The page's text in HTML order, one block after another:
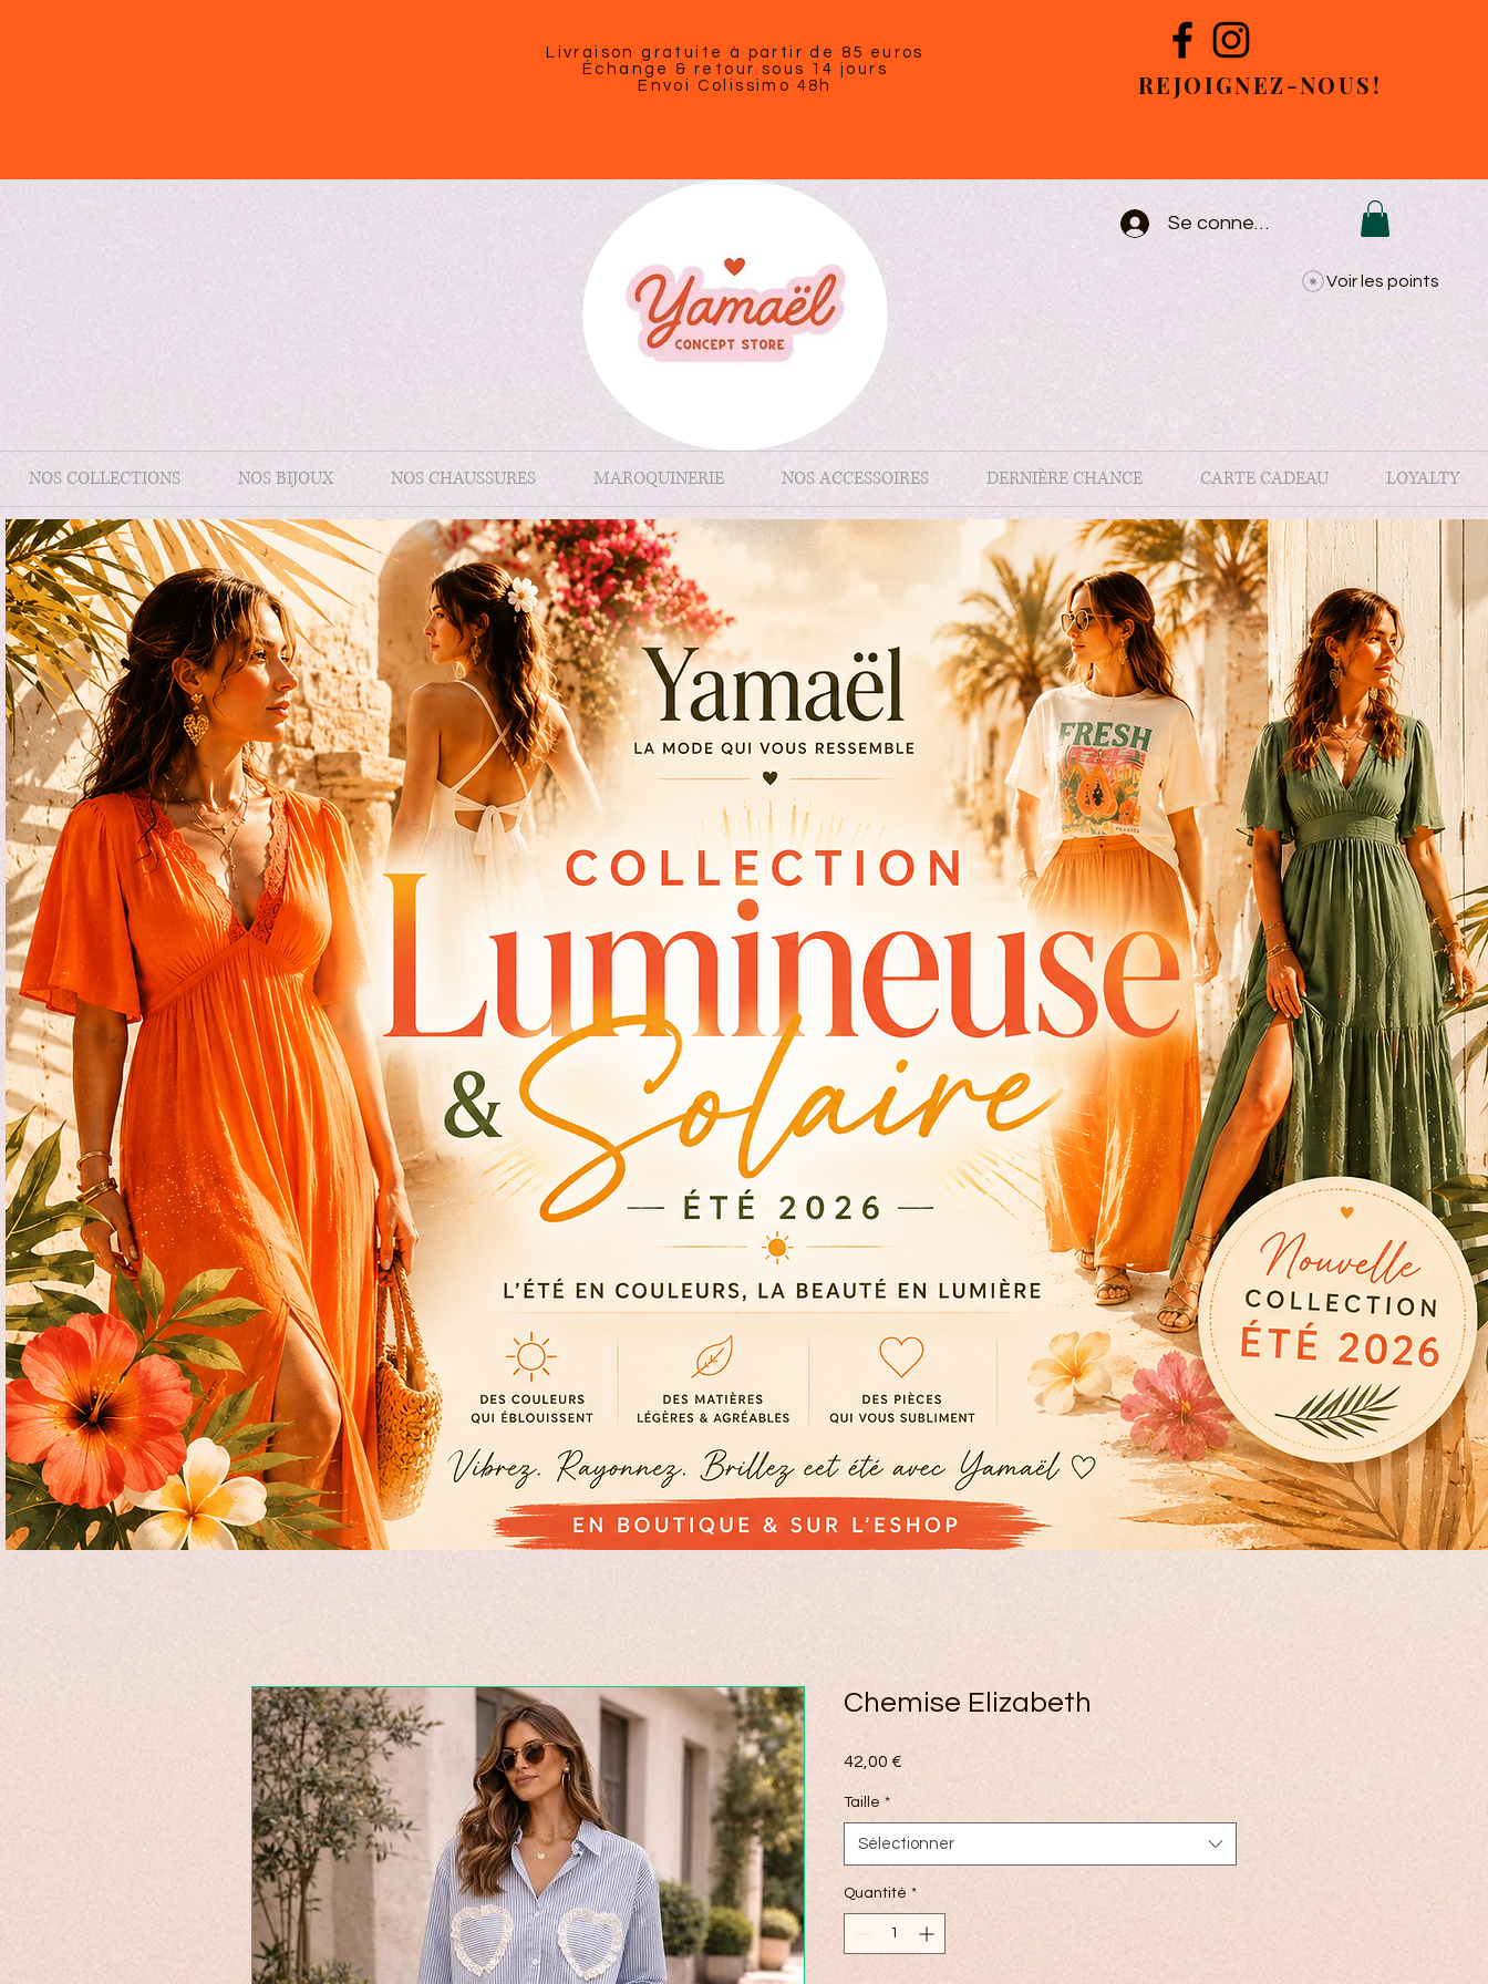
Livraison gratuite à partir de 85 euros
Échange & retour sous 14 jours
Envoi Colissimo 48h
REJOIGNEZ-NOUS!
Se connecter
Voir les points
NOS COLLECTIONS NOS BIJOUX NOS CHAUSSURES MAROQUINERIE NOS ACCESSOIRES DERNIÈRE CHANCE CARTE CADEAU LOYALTY
Chemise Elizabeth
42,00 €
Taille *
Sélectionner
Quantité *